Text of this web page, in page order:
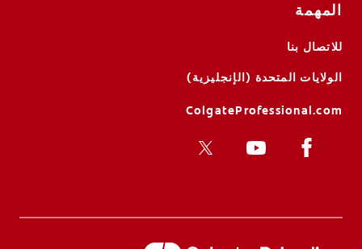
المهمة
للاتصال بنا
الولايات المتحدة (الإنجليزية)
ColgateProfessional.com